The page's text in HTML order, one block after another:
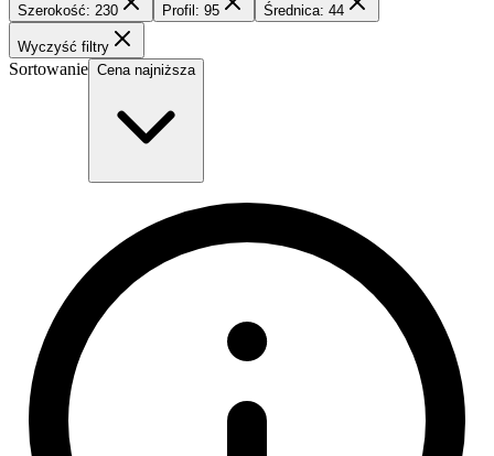
Szerokość: 230 Profil: 95 Średnica: 44
Wyczyść filtry
Sortowanie Cena najniższa